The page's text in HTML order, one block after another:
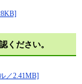
ください。
／2.41MB]